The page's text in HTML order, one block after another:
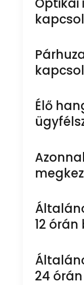
Élő
12
24